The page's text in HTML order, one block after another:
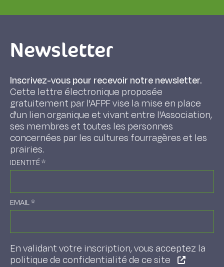
Newsletter
Inscrivez-vous pour recevoir notre newsletter.
Cette lettre électronique proposée
gratuitement par l'AFPF vise la mise en place
d'un lien organique et vivant entre l'Association,
ses membres et toutes les personnes
concernées par les cultures fourragères et les
prairies.
IDENTITÉ*
EMAIL*
En validant votre inscription, vous acceptez la
politique de confidentialité de ce site